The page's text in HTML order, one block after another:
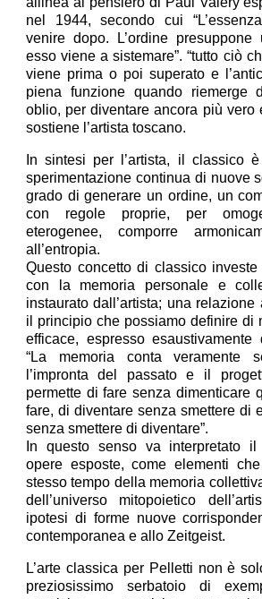
nel 1944, secondo cui
venire dopo. L’ordine
esso viene a sistemare”. “tutto ciò
viene prima o poi superato e
piena funzione quando riemerge
oblio, per diventare ancora più vero
sostiene l’artista toscano.
In sintesi per l’artista, il classico è
sperimentazione continua di nuove
grado di generare un ordine, un
con regole proprie, per
eterogenee, comporre
all’entropia.
Questo concetto di classico
con la memoria personale e
instaurato dall’artista; una
il principio che possiamo definire di
efficace, espresso
“La memoria conta veramente
l’impronta del passato e il
permette di fare senza dimenticare
fare, di diventare senza smettere di
senza smettere di diventare”.
In questo senso va interpretato
opere esposte, come elementi
stesso tempo della memoria
dell’universo mitopoietico
ipotesi di forme nuove
contemporanea e allo Zeitgeist.
L’arte classica per Pelletti non è
preziosissimo serbatoio di